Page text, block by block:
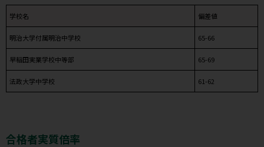
学校名 偏差値
明治大学付属明治中学校 65-66
早稲田実業学校中等部 65-69
法政大学中学校 61-62
合格者実質倍率